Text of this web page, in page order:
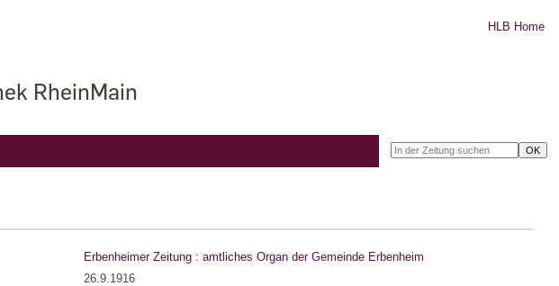
RheinMain
HLB Home
Erbenheimer Zeitung : amtliches Organ der Gemeinde Erbenheim
26.9.1916